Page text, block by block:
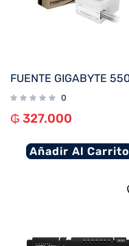
0
₲ 327.000
Añadir Al Carrito